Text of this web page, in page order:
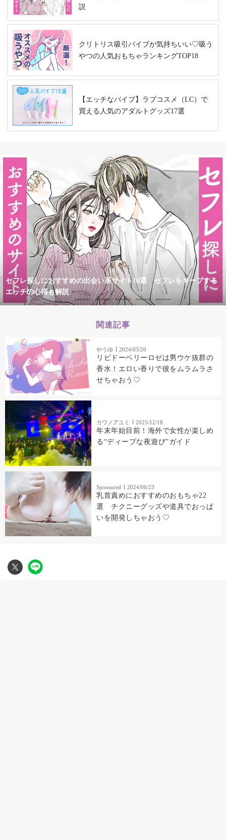
説
クリトリス吸引バイブが気持ちいい♡吸う
やつの人気おもちゃランキングTOP18
【エッチなバイブ】ラブコスメ（LC）で
買える人気のアダルトグッズ17選
セフレ探しにおすすめの出会い系サイト10選 セフレをキープする
エッチの心得も解説
関連記事
やうゆ 2024/03/20
リビドーベリーロゼは男ウケ抜群の
香水！エロい香りで彼をムラムラさ
せちゃおう♡
カワノアユミ 2025/12/18
年末年始目前！海外で女性が楽しめ
る“ディープな夜遊び”ガイド
Sponsored 2024/06/23
乳首責めにおすすめのおもちゃ22
選 チクニーグッズや道具でおっぱ
いを開発しちゃおう♡